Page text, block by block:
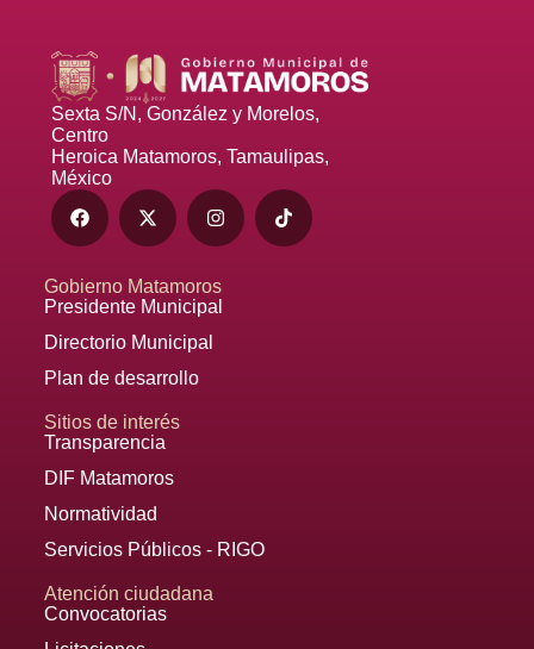
Sexta S/N, González y Morelos,
Centro
Heroica Matamoros, Tamaulipas,
México
Gobierno Matamoros
Presidente Municipal
Directorio Municipal
Plan de desarrollo
Sitios de interés
Transparencia
DIF Matamoros
Normatividad
Servicios Públicos - RIGO
Atención ciudadana
Convocatorias